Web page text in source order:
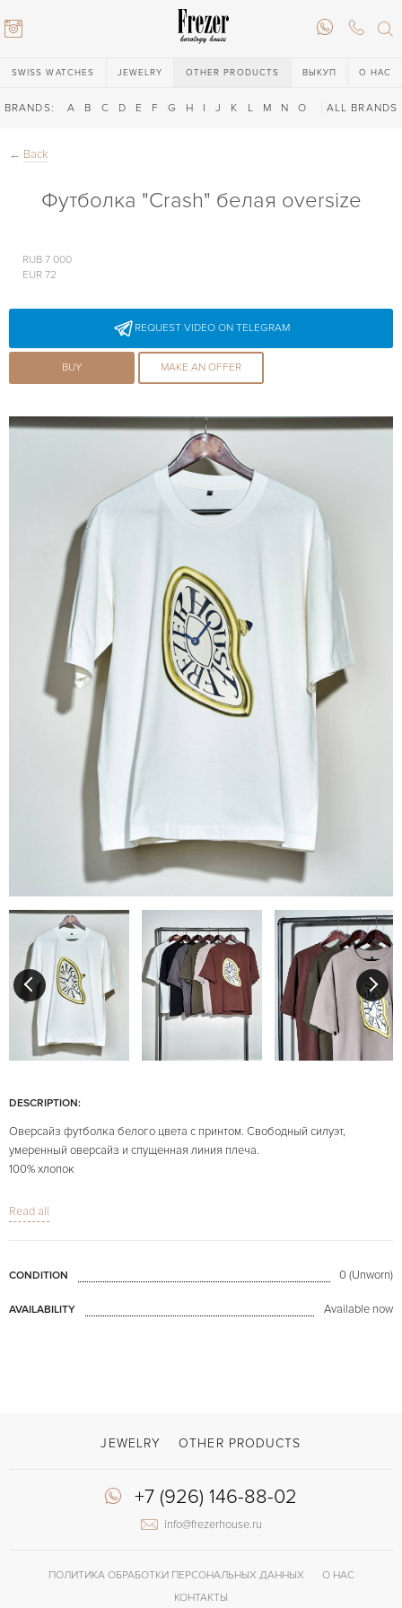
SWISS WATCHES JEWELRY OTHER PRODUCTS ВЫКУП О НАС
BRANDS: A B C D E F G H I J K L M N O Q R S T
ALL BRANDS
146-88-02
146-88-02
← Back
Футболка "Crash" белая oversize
RUB 7 000
EUR 72
REQUEST VIDEO ON TELEGRAM
BUY MAKE AN OFFER
DESCRIPTION:
Оверсайз футболка белого цвета с принтом. Свободный силуэт,
умеренный оверсайз и спущенная линия плеча.
100% хлопок
В наличии размеры M, XL
Read all
CONDITION 0 (Unworn)
AVAILABILITY Available now
JEWELRY OTHER PRODUCTS
+7 (926) 146-88-02
info@frezerhouse.ru
ПОЛИТИКА ОБРАБОТКИ ПЕРСОНАЛЬНЫХ ДАННЫХ
О НАС
КОНТАКТЫ